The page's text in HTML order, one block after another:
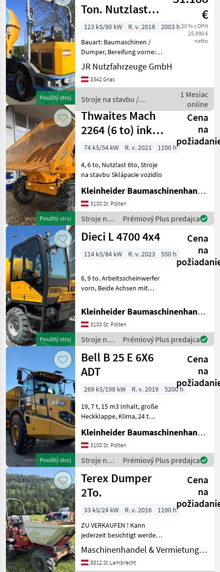
Použitý stroj
Ton. Nutzlast
mit Papiere zum
Anmeld
€
20 % s DPH
25.990 €
netto
123 kS/90 kW R. v. 2018
2003 h
Bauart: Baumaschinen /
Dumper, Bereifung vorne:
Luft Einfach 40 - 60% ,
Bereifung hinten: Luft
Einfach 40 - 60% ,
Arbeitsscheinwerfer hinten,
Arb
JR Nutzfahrzeuge GmbH
8342 Gnas
Stroje na stavbu /
Paus
1 Mesiac
online
Použitý stroj
Thwaites Mach
2264 (6 to) inkl.
EZG
Cena
na
74 kS/54 kW R. v. 2021
1100 h
4, 6 to, Nutzlast 6to, Stroje
na stavbu Sklápacie vozidlo
Kleinheider Baumaschinenhandel GmbH.
3100 St. Pölten
Stroje na
stavbu /
Thwaites
Prémiový Plus predajca
Použitý stroj
Dieci L 4700 4x4
Cena
na
114 kS/84 kW R. v. 2023 550 h
6, 9 to. Arbeitsscheinwerfer
vorn, Beide Achsen mit
Differentialsperre. -
Geschlossene Kabine mit
Schiebefenster auf
Motorseite, Doppeltür mit
Öffnun
Kleinheider Baumaschinenhandel GmbH.
3100 St. Pölten
Stroje na
stavbu /
Dieci
Prémiový Plus predajca
Použitý stroj
Bell B 25 E 6X6
ADT
Cena
na
269 kS/198 kW R. v. 2019
5200 h
19, 7 t, 15 m3 Inhalt, große
Heckklappe, Klima, 24 t
Sklápacie vozidlo
Kleinheider Baumaschinenhandel GmbH.
3100 St. Pölten
Stroje na
stavbu /
Bell
Prémiový Plus predajca
Terex Dumper
2To.
Cena
na
33 kS/24 kW R. v. 2016
1190 h
ZU VERKAUFEN ! Kann
jederzeit besichtigt werden.
SOFORT EINSATZBEREIT!
Für weiter Fragen bieten wir
gerne eine telefonische
Maschinenhandel & Vermietung Eder
8812 St.Lambrecht